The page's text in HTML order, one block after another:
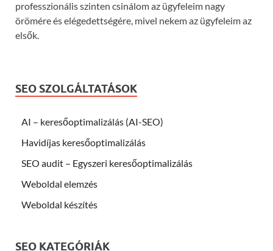
professzionális szinten csinálom az ügyfeleim nagy
örömére és elégedettségére, mivel nekem az ügyfeleim az
elsők.
SEO SZOLGÁLTATÁSOK
AI – keresőoptimalizálás (AI-SEO)
Havidíjas keresőoptimalizálás
SEO audit – Egyszeri keresőoptimalizálás
Weboldal elemzés
Weboldal készítés
SEO KATEGÓRIÁK